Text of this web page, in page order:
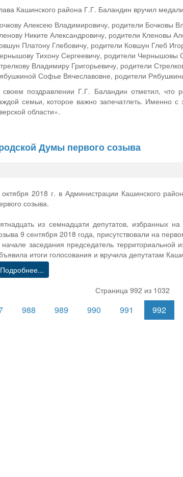
Кашинского района Г.Г. Баландин вручил
Алексею Владимировичу, родители Бочковы
Никите Александровичу, родители Кленовы
Платону Глебовичу, родители Ковшун Глеб
Тихону Сергеевичу, родители Чернышовы
Владимиру Григорьевичу, родители
Софье Вячеславовне, родители
своем поздравлении Г.Г. Баландин отметил, что
семьи, которое важно запечатлеть. Именно
области».
Думы первого созыва
2018 г. в Администрации Кашинского
созыва.
из семнадцати депутатов, избранных
9 сентября 2018 года, присутствовали на
заседания председатель
итоги голосования и вручила депутатам
Подробнее...
Страница 992 из 1032
988 989 990 991 992